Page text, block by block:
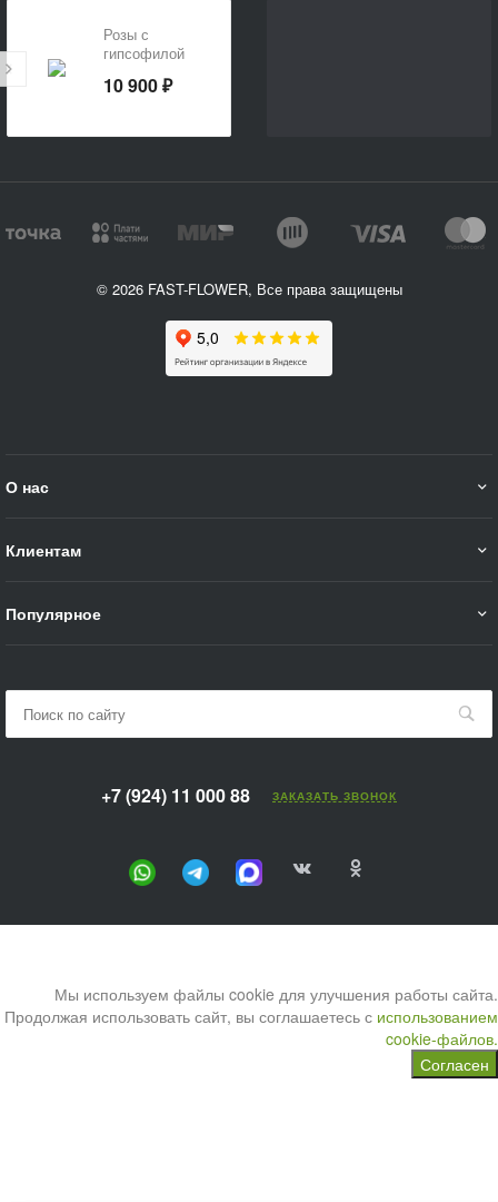
Розы с
гипсофилой
10 900 ₽
© 2026 FAST-FLOWER, Все права защищены
О нас
Клиентам
Популярное
+7 (924) 11 000 88 ЗАКАЗАТЬ ЗВОНОК
Мы используем файлы cookie для улучшения работы сайта.
Продолжая использовать сайт, вы соглашаетесь с использованием
cookie-файлов.
Согласен